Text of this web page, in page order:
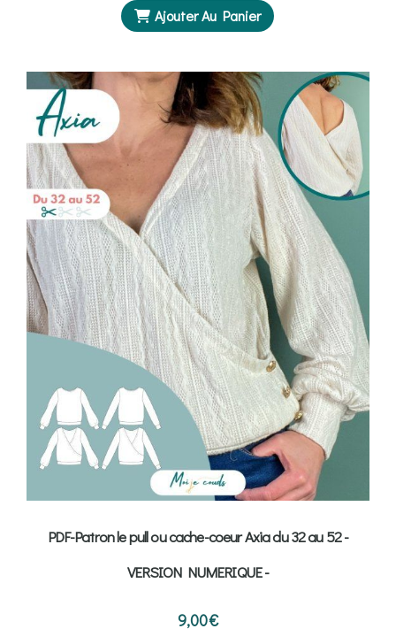
Ajouter Au Panier
PDF-Patron le pull ou cache-coeur Axia du 32 au 52 -
VERSION NUMERIQUE -
9,00€